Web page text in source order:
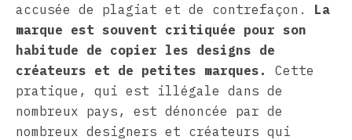
accusée de plagiat et de contrefaçon. La
marque est souvent critiquée pour son
habitude de copier les designs de
créateurs et de petites marques.
Cette
pratique, qui est illégale dans de
nombreux pays, est dénoncée par de
nombreux designers et créateurs qui